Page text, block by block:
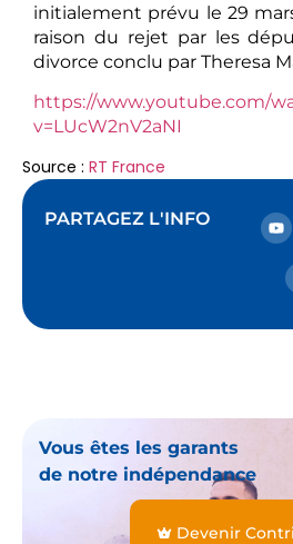
initialement prévu le 29
raison du rejet par les
divorce conclu par Theresa
https://www.youtube.com/
v=LUcW2nV2aNI
Source : RT France
PARTAGEZ L'INFO
Vous êtes les garants
de notre indépendance
Devenir